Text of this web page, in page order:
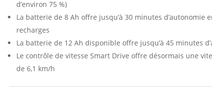
d’environ 75 %)
La batterie de 8 Ah offre jusqu’à 30 minutes d’autonomie
recharges
La batterie de 12 Ah disponible offre jusqu’à 45 minutes
Le contrôle de vitesse Smart Drive offre désormais une
de 6,1 km/h